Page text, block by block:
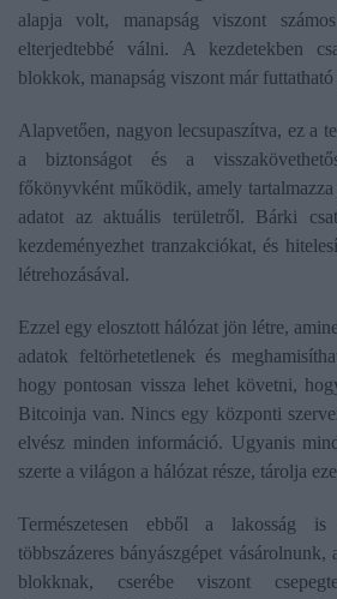
alapja volt, manapság viszont
elterjedtebbé válni. A kezdetekben
blokkok, manapság viszont már
Alapvetően, nagyon lecsupaszítva, ez a
a biztonságot és a
főkönyvként működik, amely tartalmazza
adatot az aktuális területről. Bárki
kezdeményezhet tranzakciókat, és
létrehozásával.
Ezzel egy elosztott hálózat jön létre,
adatok feltörhetetlenek és
hogy pontosan vissza lehet követni,
Bitcoinja van. Nincs egy központi
elvész minden információ. Ugyanis
szerte a világon a hálózat része, tárolja
Természetesen ebből a lakosság
többszázeres bányászgépet
blokknak, cserébe viszont